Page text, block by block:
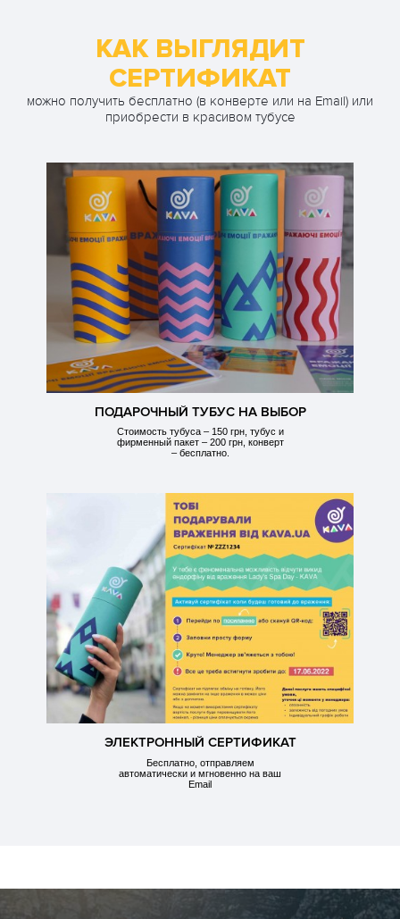
КАК ВЫГЛЯДИТ
СЕРТИФИКАТ
можно получить бесплатно (в конверте или на Email) или
приобрести в красивом тубусе
ПОДАРОЧНЫЙ ТУБУС НА ВЫБОР
Стоимость тубуса – 150 грн, тубус и
фирменный пакет – 200 грн, конверт
– бесплатно.
ЭЛЕКТРОННЫЙ СЕРТИФИКАТ
Бесплатно, отправляем
автоматически и мгновенно на ваш
Email